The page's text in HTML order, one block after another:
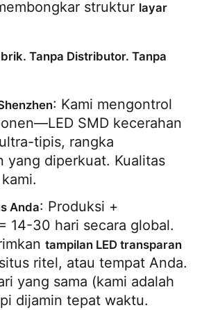
struktur layar
Tanpa Distributor. Tanpa
: Kami mengontrol
SMD kecerahan
tipis, rangka
yang diperkuat. Kualitas
Anda: Produksi +
14-30 hari secara global.
tampilan LED transparan
ritel, atau tempat Anda.
yang sama (kami adalah
dijamin tepat waktu.